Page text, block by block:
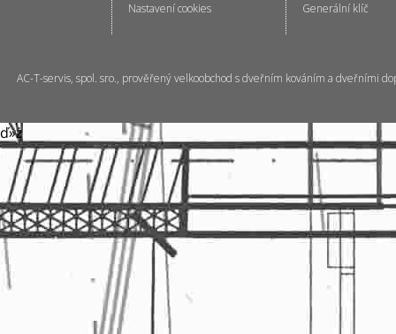
Nastavení cookies Generální klíč
AC-T-servis, spol. sro., prověřený velkoobchod s dveřním kováním a dveřními
ď»ż